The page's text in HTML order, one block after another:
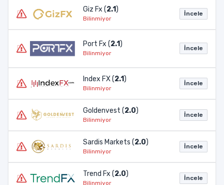
Giz Fx (2.1)
Bilinmiyor
İncele
Port Fx (2.1)
Bilinmiyor
İncele
Index FX (2.1)
Bilinmiyor
İncele
Goldenvest (2.0)
Bilinmiyor
İncele
Sardis Markets (2.0)
Bilinmiyor
İncele
Trend Fx (2.0)
Bilinmiyor
İncele